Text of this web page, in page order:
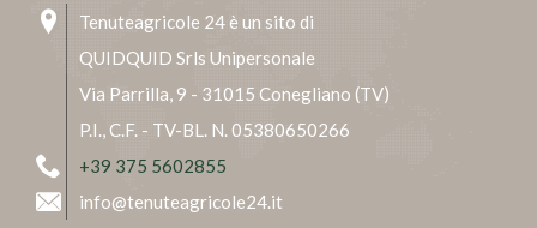
Tenuteagricole 24 è un sito di
QUIDQUID Srls Unipersonale
Via Parrilla, 9 - 31015 Conegliano (TV)
P.I., C.F. - TV-BL. N. 05380650266
+39 375 5602855
info@tenuteagricole24.it